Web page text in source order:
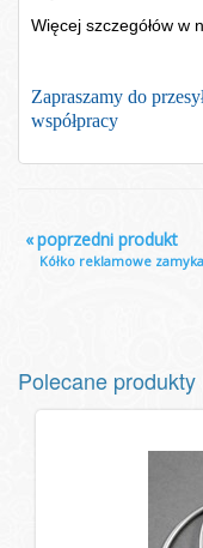
Więcej szczegółów w
Zapraszamy do
współpracy
«poprzedni produkt
Kółko reklamowe
Polecane produkty